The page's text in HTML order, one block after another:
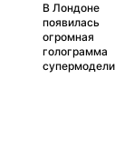
В Лондоне
появилась
огромная
голограмма
супермодели